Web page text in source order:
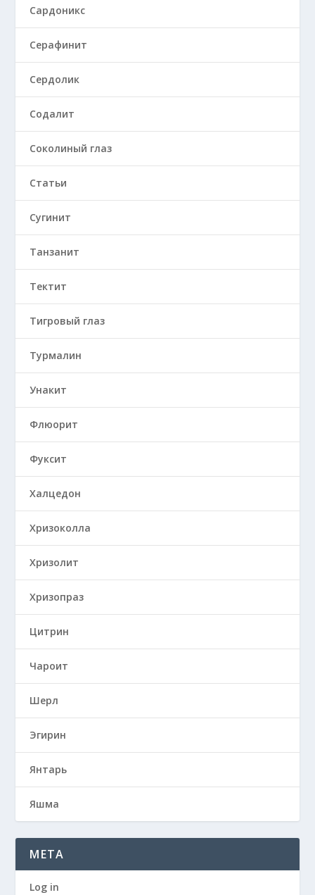
Сардоникс
Серафинит
Сердолик
Содалит
Соколиный глаз
Статьи
Сугинит
Танзанит
Тектит
Тигровый глаз
Турмалин
Унакит
Флюорит
Фуксит
Халцедон
Хризоколла
Хризолит
Хризопраз
Цитрин
Чароит
Шерл
Эгирин
Янтарь
Яшма
META
Log in